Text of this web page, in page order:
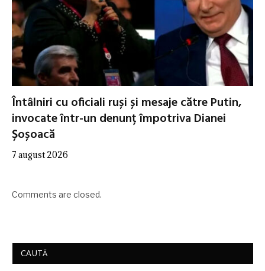
Întâlniri cu oficiali ruși și mesaje către Putin,
invocate într-un denunț împotriva Dianei
Șoșoacă
7 august 2026
Comments are closed.
CAUTĂ